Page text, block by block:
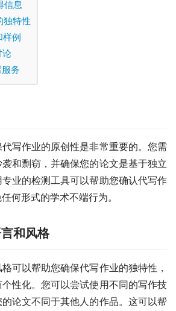
信息
独特性
样例
论
务
写作业的原创性是非常重要的。您需
和剽窃，并确保您的论文是基于独立
业的检测工具可以帮助您确认代写作
何形式的学术不端行为。
和风格
可以帮助您确保代写作业的独特性，
性化。您可以尝试使用不同的写作技
论文不同于其他人的作品。这可以帮